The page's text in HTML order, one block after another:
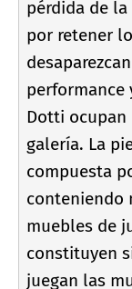
pérdida de
por retener
performance
Dotti ocupan
galerí­a. La
compuesta
conteniendo
muebles de
constituyen
juegan las